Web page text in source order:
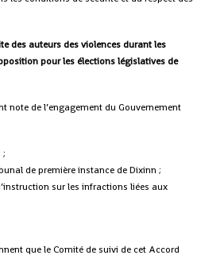
des auteurs des violences durant les
pour les élections législatives de
note de l’engagement du Gouvernement
;
de première instance de Dixinn ;
sur les infractions liées aux
que le Comité de suivi de cet Accord